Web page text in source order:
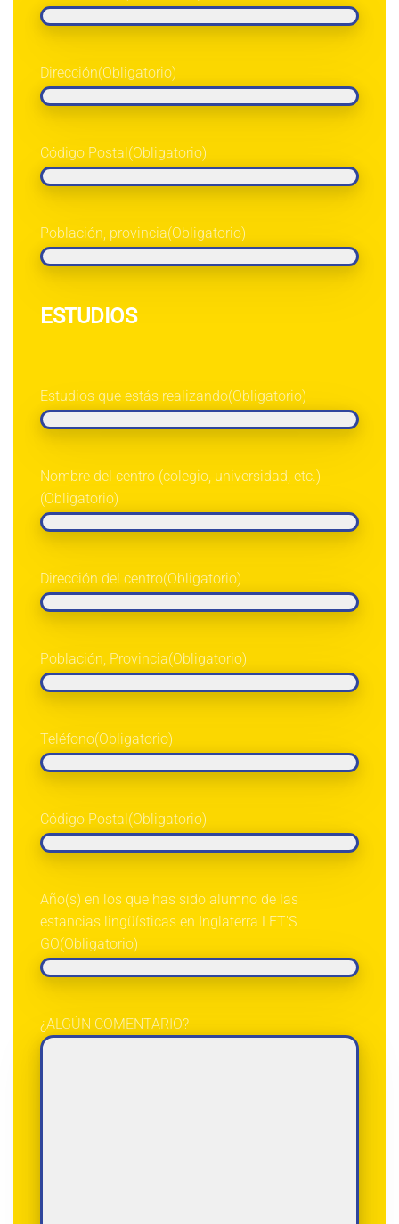
Dirección(Obligatorio)
Código Postal (Obligatorio)
Población, provincia(Obligatorio)
ESTUDIOS
Estudios que estás realizando(Obligatorio)
Nombre del centro (colegio, universidad, etc.)
(Obligatorio)
Dirección del centro(Obligatorio)
Población, Provincia(Obligatorio)
Teléfono(Obligatorio)
Código Postal (Obligatorio)
Año(s) en los que has sido alumno de las
estancias lingüísticas en Inglaterra LET'S
GO(Obligatorio)
¿ALGÚN COMENTARIO?